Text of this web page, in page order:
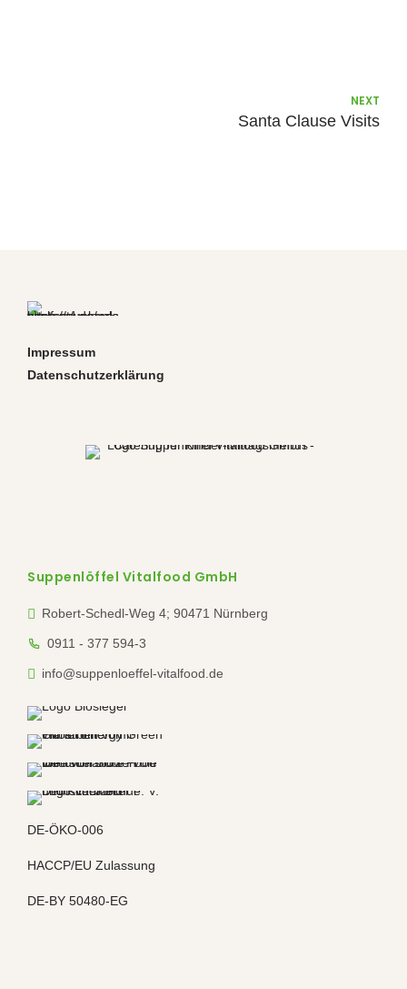
NEXT
Santa Clause Visits
Impressum
Datenschutzerklärung
Suppenlöffel Vitalfood GmbH
Robert-Schedl-Weg 4; 90471 Nürnberg
0911 - 377 594-3
info@suppenloeffel-vitalfood.de
DE-ÖKO-006
HACCP/EU Zulassung
DE-BY 50480-EG